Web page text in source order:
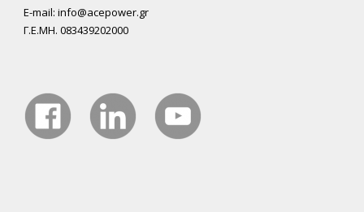
E-mail: info@acepower.gr
Γ.Ε.ΜΗ. 083439202000